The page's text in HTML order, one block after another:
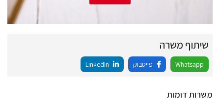
שיתוף משרה
Whatsapp פייסבוק
משרות דומות